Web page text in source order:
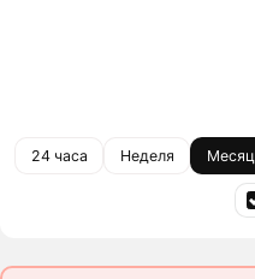
24 часа Неделя Месяц